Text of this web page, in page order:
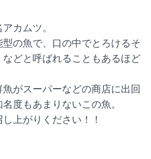
カムツ。
の魚で、口の中でとろけるそ
どと呼ばれることもあるほど
がスーパーなどの商店に出回
度もあまりないこの魚。
上がりください！！